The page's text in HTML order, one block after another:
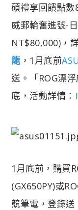
碩禮享回饋點
威郵輪奮進號-
NT$80,000)，
龍 ，1月底前
送。「ROG漂
底，活動詳情：
1月底前，購買
(GX650PY)或
競筆電，登錄送